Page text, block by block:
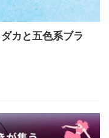
カと五色系ブラ